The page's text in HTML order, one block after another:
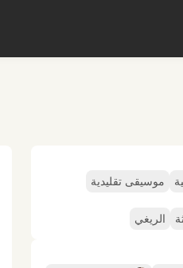
موسيقى تقليدية
الريغي